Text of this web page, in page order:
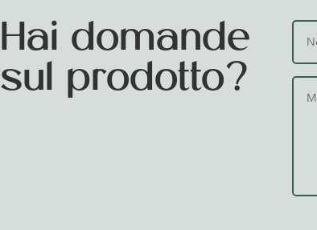
Hai domande
sul prodotto?